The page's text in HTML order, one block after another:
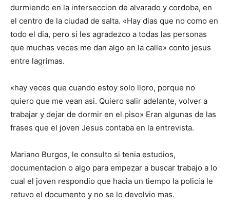
durmiendo en la interseccion de alvarado y cordoba, en
el centro de la ciudad de salta. «Hay dias que no como en
todo el dia, pero si les agradezco a todas las personas
que muchas veces me dan algo en la calle» conto jesus
entre lagrimas.
«hay veces que cuando estoy solo lloro, porque no
quiero que me vean asi. Quiero salir adelante, volver a
trabajar y dejar de dormir en el piso» Eran algunas de las
frases que el joven Jesus contaba en la entrevista.
Mariano Burgos, le consulto si tenia estudios,
documentacion o algo para empezar a buscar trabajo a lo
cual el joven respondio que hacia un tiempo la policia le
retuvo el documento y no se lo devolvio mas.